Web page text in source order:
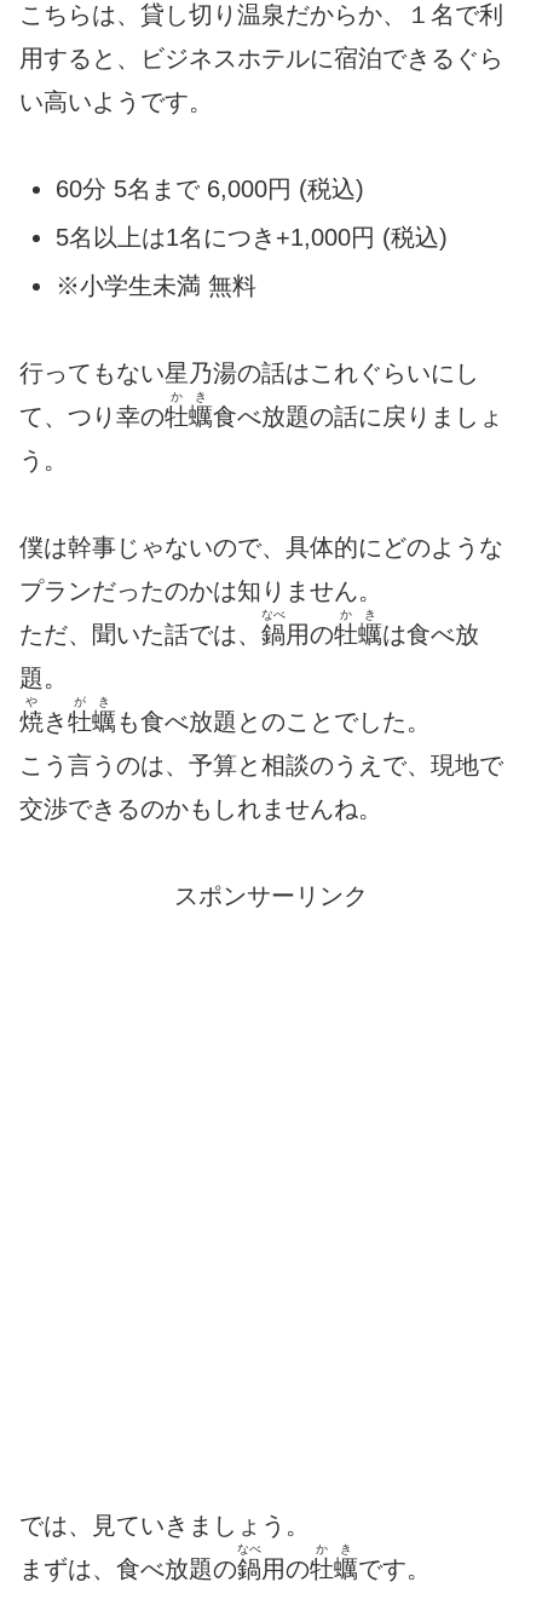
こちらは、貸し切り温泉だからか、１名で利
用すると、ビジネスホテルに宿泊できるぐら
い高いようです。
60分 5名まで 6,000円 (税込)
5名以上は1名につき+1,000円 (税込)
※小学生未満 無料
行ってもない星乃湯の話はこれぐらいにし
て、つり幸の牡蠣
かき
食べ放題の話に戻りましょ
う。
僕は幹事じゃないので、具体的にどのような
プランだったのかは知りません。
ただ、聞いた話では、 鍋
なべ
用の牡蠣
かき
は食べ放
題。
焼
や
き牡蠣
がき
も食べ放題とのことでした。
こう言うのは、予算と相談のうえで、現地で
交渉できるのかもしれませんね。
スポンサーリンク
では、見ていきましょう。
まずは、食べ放題の鍋
なべ
用の牡蠣
かき
です。